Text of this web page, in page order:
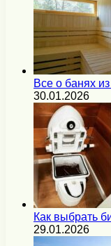
Все о банях
30.01.2026
Как выбрать
29.01.2026